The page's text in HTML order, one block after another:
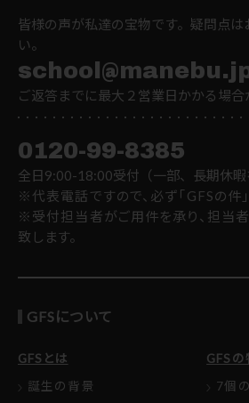
皆様の声が私達の宝物です。疑問点は
い。
ご返答までに最大２営業日かかる場合
0120-99-8385
全日9:00-18:00受付（一部、長期休暇
※代表電話ですので、必ず「GFSの件」
※受付担当者がご用件を承り、担当
致します。
GFSについて
GFSとは
誕生の背景
GFSの
7個